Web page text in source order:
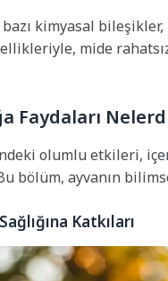
kimyasal
mide
Faydaları
olumlu etkileri,
bölüm, ayvanın
Katkıları